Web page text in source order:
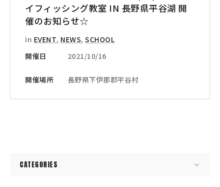
CATEGORIES
イフィッシング教室 IN 長野県平谷湖 開
催のお知らせ☆
in EVENT, NEWS, SCHOOL
開催日
2021/10/16
開催場所 長野県下伊那郡平谷村